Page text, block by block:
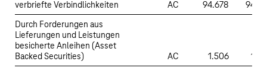
verbriefte Verbindlichkeiten
AC 94.678
Durch Forderungen aus
Lieferungen und Leistungen
besicherte Anleihen (Asset
Backed Securities)
AC 1.506